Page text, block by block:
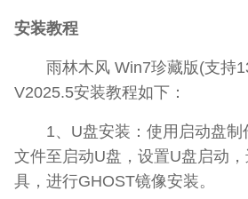
安装教程
雨林木风 Win7珍藏版(支持
V2025.5安装教程如下：
1、U盘安装：使用启动盘制
文件至启动U盘，设置U盘启动
具，进行GHOST镜像安装。